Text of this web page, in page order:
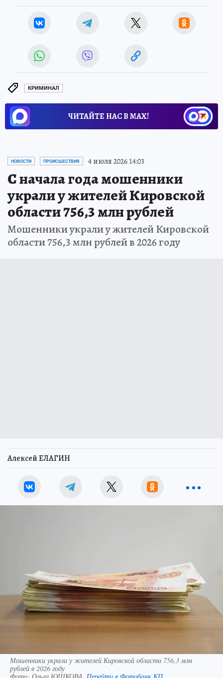
КРИМИНАЛ
ЧИТАЙТЕ НАС В МАХ!
НОВОСТИ ПРОИСШЕСТВИЯ 4 июля 2026 14:03
С начала года мошенники
украли у жителей Кировской
области 756,3 млн рублей
Мошенники украли у жителей Кировской
области 756,3 млн рублей в 2026 году
Алексей ЕЛАГИН
Мошенники украли у жителей Кировской области 756,3 млн
рублей в 2026 году